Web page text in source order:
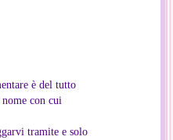
è del tutto
con cui
tramite e solo